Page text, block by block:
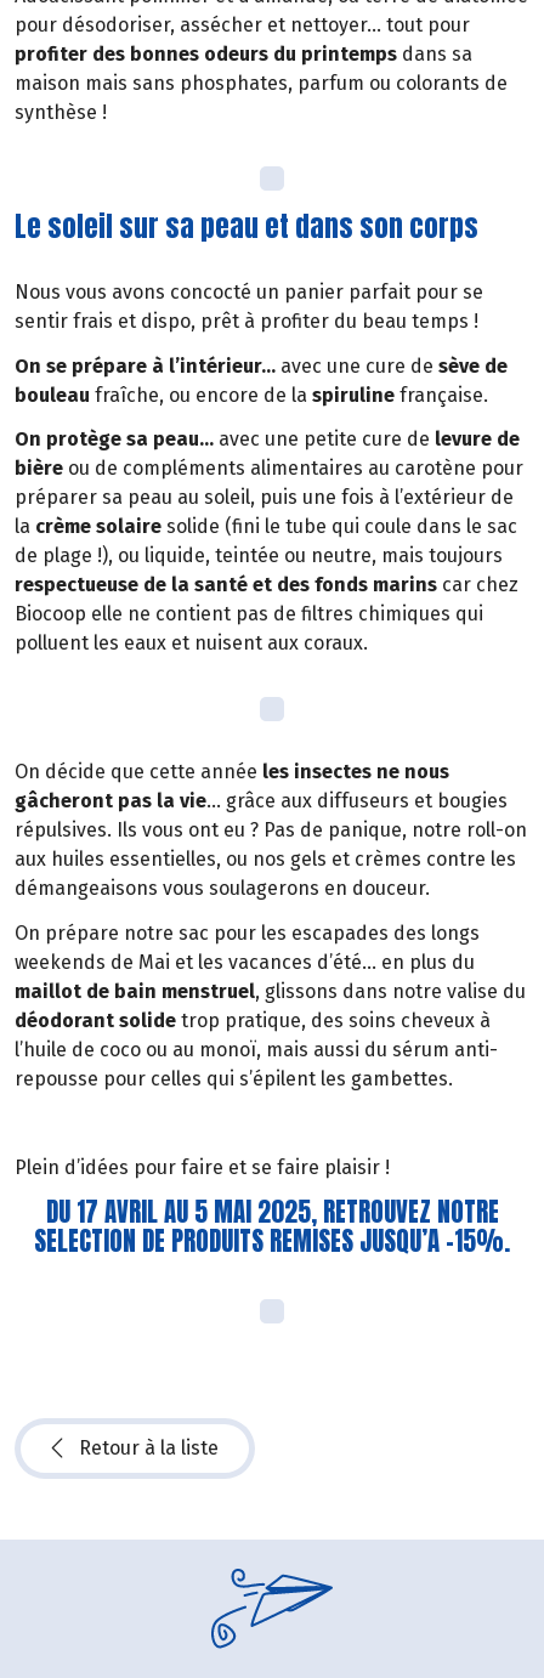
pour désodoriser, assécher et nettoyer… tout pour
profiter des bonnes odeurs du printemps dans sa
maison mais sans phosphates, parfum ou colorants de
synthèse !
Le soleil sur sa peau et dans son corps
Nous vous avons concocté un panier parfait pour se
sentir frais et dispo, prêt à profiter du beau temps !
On se prépare à l’intérieur… avec une cure de sève de
bouleau fraîche, ou encore de la spiruline française.
On protège sa peau… avec une petite cure de levure de
bière ou de compléments alimentaires au carotène pour
préparer sa peau au soleil, puis une fois à l’extérieur de
la crème solaire solide (fini le tube qui coule dans le sac
de plage !), ou liquide, teintée ou neutre, mais toujours
respectueuse de la santé et des fonds marins car chez
Biocoop elle ne contient pas de filtres chimiques qui
polluent les eaux et nuisent aux coraux.
On décide que cette année les insectes ne nous
gâcheront pas la vie… grâce aux diffuseurs et bougies
répulsives. Ils vous ont eu ? Pas de panique, notre roll-on
aux huiles essentielles, ou nos gels et crèmes contre les
démangeaisons vous soulagerons en douceur.
On prépare notre sac pour les escapades des longs
weekends de Mai et les vacances d’été… en plus du
maillot de bain menstruel, glissons dans notre valise du
déodorant solide trop pratique, des soins cheveux à
l’huile de coco ou au monoï, mais aussi du sérum anti-
repousse pour celles qui s’épilent les gambettes.
Plein d’idées pour faire et se faire plaisir !
DU 17 AVRIL AU 5 MAI 2025, RETROUVEZ NOTRE
SELECTION DE PRODUITS REMISES JUSQU’A -15%.
Retour à la liste